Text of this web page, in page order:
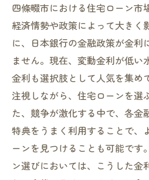
四條畷市における住宅ローン市
経済情勢や政策によって大きく
に、日本銀行の金融政策が金利
ません。現在、変動金利が低い
金利も選択肢として人気を集め
注視しながら、住宅ローンを選
た、競争が激化する中で、各金
特典をうまく利用することで、
ーンを見つけることも可能です
ン選びにおいては、こうした金